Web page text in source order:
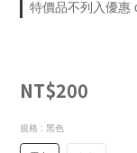
特價品不列入優
NT$200
規格 : 黑色